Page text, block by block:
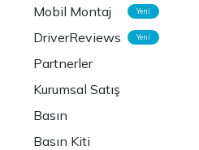
Mobil Montaj
Yeni
DriverReviews Yeni
Partnerler
Kurumsal Satış
Basın
Basın Kiti